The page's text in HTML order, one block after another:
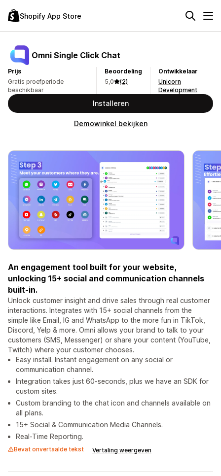
Shopify App Store
Omni Single Click Chat
Prijs
Gratis proefperiode
beschikbaar
Beoordeling
5,0
(2)
Ontwikkelaar
Unicorn
Development
Installeren
Demowinkel bekijken
An engagement tool built for your website,
unlocking 15+ social and communication channels
built-in.
Unlock customer insight and drive sales through real customer
interactions. Integrates with 15+ social channels from the
simple like Email, IG and WhatsApp to the more fun in TikTok,
Discord, Yelp & more. Omni allows your brand to talk to your
customers (SMS, Messenger) or share your content (YouTube,
Twitch) where your customer chooses.
Easy install. Instant engagement on any social or
communication channel.
Integration takes just 60-seconds, plus we have an SDK for
custom sites.
Custom branding to the chat icon and channels available on
all plans.
15+ Social & Communication Media Channels.
Real-Time Reporting.
Bevat onvertaalde tekst Vertaling weergeven